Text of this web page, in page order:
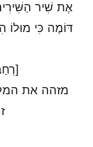
אֶת שִׁיר
דּוֹמֶה כִּי מוּלוֹ
מזהה את